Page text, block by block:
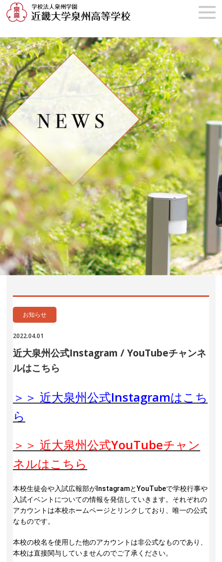
お知らせ
2022.04.01
近大泉州公式Instagram / YouTubeチャンネ
ルはこちら
＞＞ 近大泉州公式Instagramはこち
ら
＞＞ 近大泉州公式YouTubeチャン
ネルはこちら
本校生徒会や入試広報部がInstagramとYouTubeで学校行事や
入試イベントについての情報を発信していきます。 それぞれの
アカウントは本校ホームページとリンクしており、唯一の公式
なものです。
本校の校名を使用した他のアカウントは非公式なものであり、
本校は直接関与していませんのでご了承ください。